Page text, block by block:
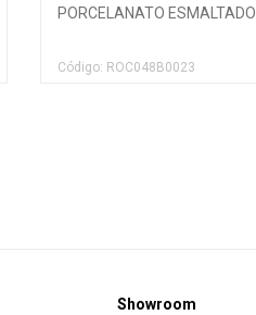
PORCELANATO ESMALTADO
Código: ROC048B0023
Showroom